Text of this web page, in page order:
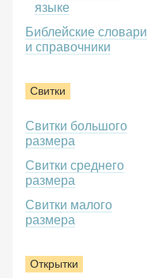
языке
Библейские словари
и справочники
Свитки
Свитки большого
размера
Свитки среднего
размера
Свитки малого
размера
Открытки